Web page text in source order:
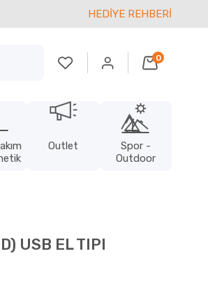
HEDİYE REHBERİ
0
Outlet
Spor -
Outdoor
USB EL TIPI